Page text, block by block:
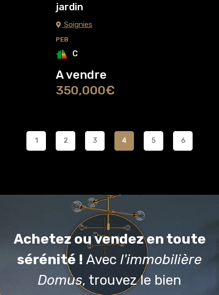
jardin
Soignies
PEB
C
A vendre
350,000€
1 2 3 4 5 6
Achetez ou vendez en toute
sérénité ! Avec l'immobilière
Domus, trouvez le bien